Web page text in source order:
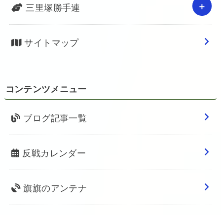
三里塚勝手連
サイトマップ
コンテンツメニュー
ブログ記事一覧
反戦カレンダー
旗旗のアンテナ